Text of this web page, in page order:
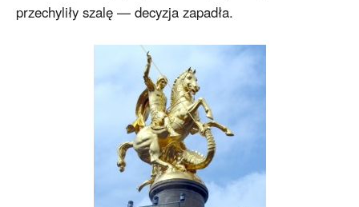
przechyliły szalę — decyzja zapadła.